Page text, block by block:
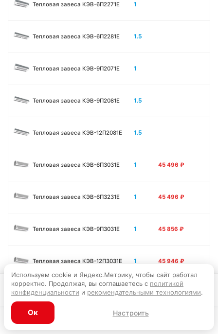
Главная
Тепловая завеса КЭВ-6П2271E 1
Тепловая завеса КЭВ-6П2281E 1.5
Тепловая завеса КЭВ-9П2071E 1
Тепловая завеса КЭВ-9П2081E 1.5
Тепловая завеса КЭВ-12П2081E 1.5
Тепловая завеса КЭВ-6П3031E 1 45 496 ₽
Тепловая завеса КЭВ-6П3231E 1 45 496 ₽
Тепловая завеса КЭВ-9П3031E 1 45 856 ₽
Тепловая завеса КЭВ-12П3031E 1 45 946 ₽
Тепловая завеса КЭВ-9П3011E 1.5 56 295₽
Тепловая завеса КЭВ-12П3011E
Используем cookie и Яндекс.Метрику, чтобы сайт работал
корректно. Продолжая, вы соглашаетесь с политикой
конфиденциальности и рекомендательными технологиями.
Ок Настроить
Запросить цену